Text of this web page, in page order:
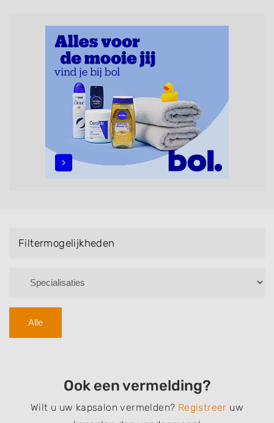
zonder afspraak terecht kunt. De vermelde kappers
kunnen uw haren wassen, knippen, föhnen en kleuren,
maar ook helpen met extensions, balyage, invlechten,
opsteken, weave, een keratinebehandeling, een
permanent, een bruidkapsel, make-up & visagie,
epileren, schoonheidsbehandelingen, het trimmen van
een baard en pruiken. U kunt de zoekresultaten
filteren met behulp van de specialisatie filter en u
Filtermogelijkheden
Alle
Ook een vermelding?
Wilt u uw kapsalon vermelden? Registreer uw